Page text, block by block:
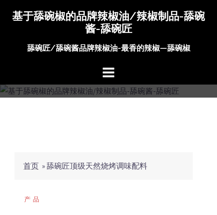
基于舔碗椒的品牌辣椒油/辣椒制品-舔碗
酱-舔碗匠
舔碗匠/舔碗酱品牌辣椒油-最香的辣椒—舔碗椒
首页 »舔碗匠顶级天然烧烤调味配料
产品